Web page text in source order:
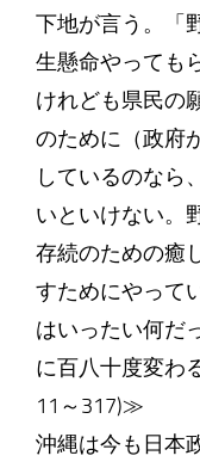
下地が言う。「
生懸命やっても
けれども県民の
のために（政府
しているのなら
いといけない。
存続のための癒
すためにやって
はいったい何だ
に百八十度変わ
11～317)≫
沖縄は今も日本